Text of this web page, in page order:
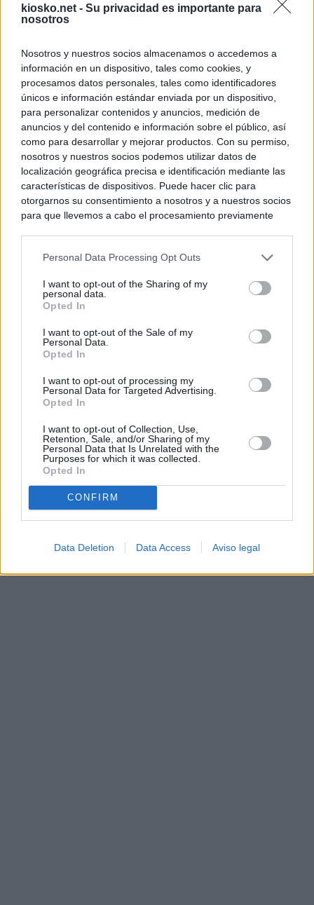
kiosko.net - Su privacidad es importante para
nosotros
Nosotros y nuestros socios almacenamos o accedemos a
información en un dispositivo, tales como cookies, y
procesamos datos personales, tales como identificadores
únicos e información estándar enviada por un dispositivo,
para personalizar contenidos y anuncios, medición de
anuncios y del contenido e información sobre el público, así
como para desarrollar y mejorar productos. Con su permiso,
nosotros y nuestros socios podemos utilizar datos de
localización geográfica precisa e identificación mediante las
características de dispositivos. Puede hacer clic para
otorgarnos su consentimiento a nosotros y a nuestros socios
para que llevemos a cabo el procesamiento previamente
negar su consentimiento. Tenga en cuenta que algún
de su consentimiento, pero usted tiene el derecho de
rechazar tal procesamiento. Sus preferencias se aplicarán
cualquier momento entrando de nuevo en este sitio web o
visitando nuestra política de privacidad.
Personal Data Processing Opt Outs
I want to opt-out of the Sharing of my
personal data.
Opted In
I want to opt-out of the Sale of my
Personal Data.
Opted In
I want to opt-out of processing my
Personal Data for Targeted Advertising.
Opted In
I want to opt-out of Collection, Use,
Retention, Sale, and/or Sharing of my
Personal Data that Is Unrelated with the
Purposes for which it was collected.
Opted In
CONFIRM
Data Deletion Data Access Aviso legal